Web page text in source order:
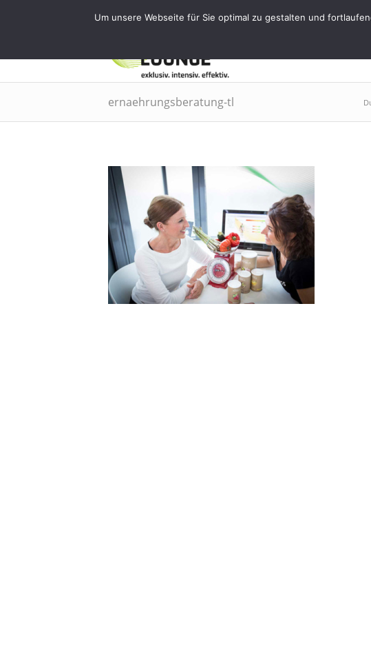
Tel.: 0911 - 2171 4565 | info@trainings-lounge.de
ernaehrungsberatung-tl
Um unsere Webseite für Sie optimal zu gestalten und